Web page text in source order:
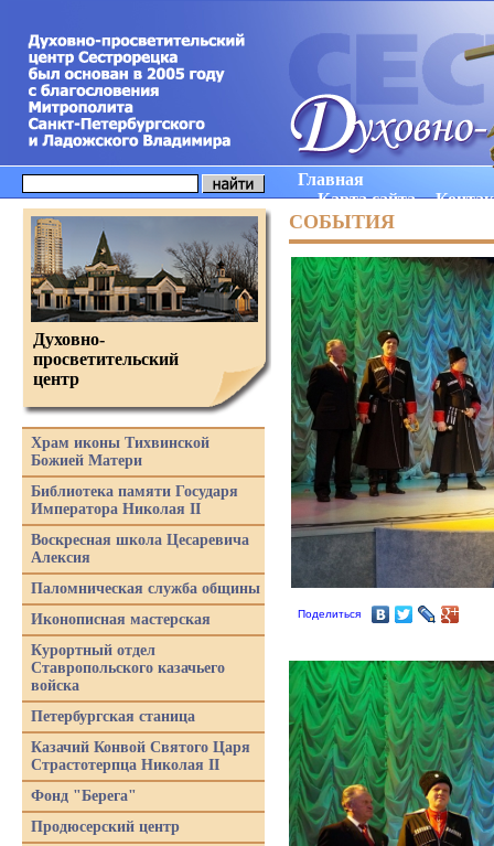
Главная
Карта сайта
СОБЫТИЯ
Поделиться
Духовно-
просветительский
центр
Храм иконы Тихвинской
Божией Матери
Библиотека памяти Государя
Императора Николая II
Воскресная школа Цесаревича
Алексия
Паломническая служба общины
Иконописная мастерская
Курортный отдел
Ставропольского казачьего
войска
Петербургская станица
Казачий Конвой Святого Царя
Страстотерпца Николая II
Фонд "Берега"
Продюсерский центр